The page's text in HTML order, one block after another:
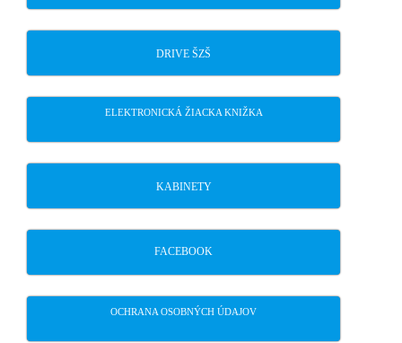
DRIVE ŠZŠ
ELEKTRONICKÁ ŽIACKA KNIŽKA
KABINETY
FACEBOOK
OCHRANA OSOBNÝCH ÚDAJOV